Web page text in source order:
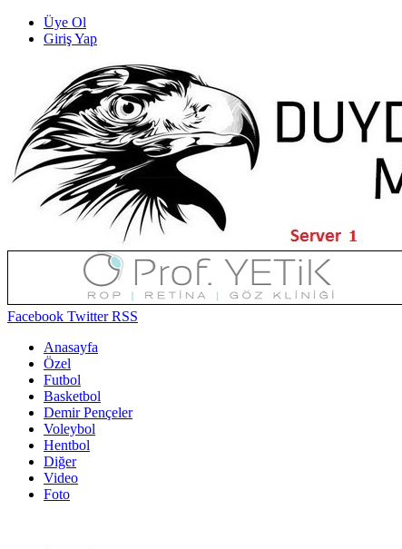
Üye Ol
Giriş Yap
Facebook TwitterRSS
Anasayfa
Özel
Futbol
Basketbol
Demir Pençeler
Voleybol
Hentbol
Diğer
Video
Foto